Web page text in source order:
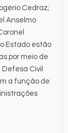
Cedraz;
Anselmo
Estado estão
por meio de
Civil
a função de